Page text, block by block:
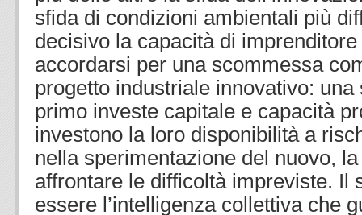
sfida di condizioni ambientali più
decisivo la capacità di
accordarsi per una scommessa
progetto industriale innovativo:
primo investe capitale e capacità
investono la loro disponibilità a
nella sperimentazione del nuovo,
affrontare le difficoltà impreviste. Il
essere l’intelligenza collettiva che